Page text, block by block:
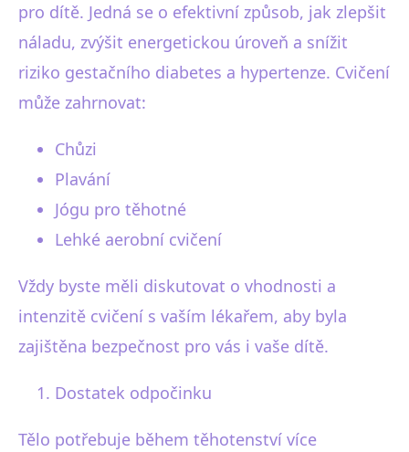
pro dítě. Jedná se o efektivní způsob, jak zlepšit
náladu, zvýšit energetickou úroveň a snížit
riziko gestačního diabetes a hypertenze. Cvičení
může zahrnovat:
Chůzi
Plavání
Jógu pro těhotné
Lehké aerobní cvičení
Vždy byste měli diskutovat o vhodnosti a
intenzitě cvičení s vaším lékařem, aby byla
zajištěna bezpečnost pro vás i vaše dítě.
Dostatek odpočinku
Tělo potřebuje během těhotenství více